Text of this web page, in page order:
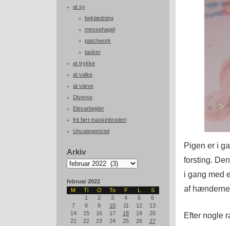
at sy
beklædning
messehagel
patchwork
tasker
at trykke
at valke
at væve
Diverse
Elevarbejder
frit ført maskinbroderi
Uncategorized
Arkiv
Arkiv
februar 2022
M
Ti O To F L
S
1
2 3 4 5
6
7
8 9 10 11 12
13
14
15 16 17 18 19
20
21
22 23 24 25 26
27
Pigen er i
forsting.
i gang med
af hænderne
Efter nogle